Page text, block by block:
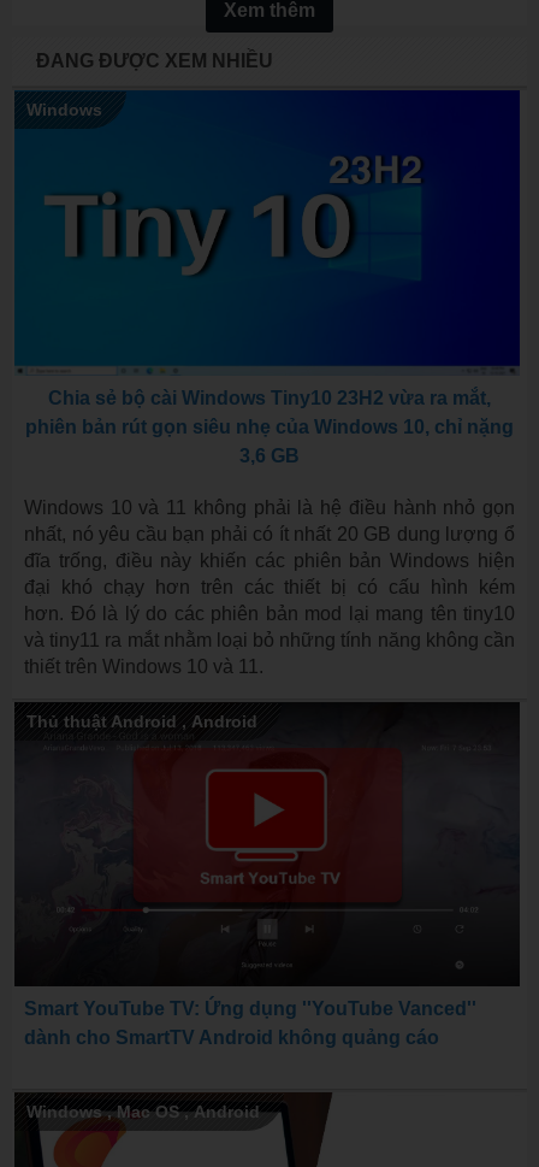
Xem thêm
ĐANG ĐƯỢC XEM NHIỀU
Windows
Chia sẻ bộ cài Windows Tiny10 23H2 vừa ra mắt,
phiên bản rút gọn siêu nhẹ của Windows 10, chỉ nặng
3,6 GB
Windows 10 và 11 không phải là hệ điều hành nhỏ gọn
nhất, nó yêu cầu bạn phải có ít nhất 20 GB dung lượng ổ
đĩa trống, điều này khiến các phiên bản Windows hiện
đại khó chạy hơn trên các thiết bị có cấu hình kém
hơn. Đó là lý do các phiên bản mod lại mang tên tiny10
và tiny11 ra mắt nhằm loại bỏ những tính năng không cần
thiết trên Windows 10 và 11.
Thủ thuật Android , Android
Smart YouTube TV: Ứng dụng ''YouTube Vanced''
dành cho SmartTV Android không quảng cáo
Windows ,Mac OS ,Android